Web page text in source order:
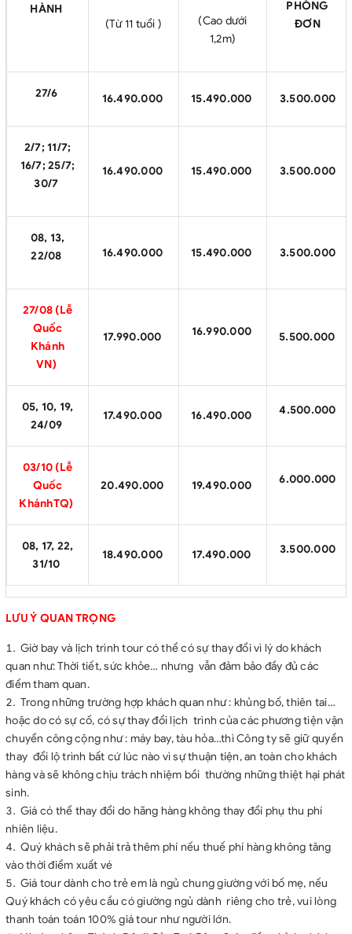
HÀNH
(Từ 11 tuổi )
(Cao dưới
1,2m)
PHÒNG
ĐƠN
27/6 16.490.000 15.490.000 3.500.000
2/7; 11/7;
16/7; 25/7;
30/7
16.490.000 15.490.000 3.500.000
08, 13,
22/08
16.490.000 15.490.000 3.500.000
27/08 (Lễ
Quốc
Khánh
VN)
17.990.000 16.990.000 5.500.000
05, 10, 19,
24/09
17.490.000 16.490.000 4.500.000
03/10 (Lễ
Quốc
KhánhTQ)
20.490.000 19.490.000 6.000.000
08, 17, 22,
31/10
18.490.000 17.490.000 3.500.000
LƯU Ý QUAN TRỌNG
Giờ bay và lịch trình tour có thể có sự thay đổi vì lý do khách
quan như: Thời tiết, sức khỏe… nhưng vẫn đảm bảo đầy đủ các
điểm tham quan.
Trong những trường hợp khách quan như : khủng bố, thiên tai…
hoặc do có sự cố, có sự thay đổi lịch trình của các phương tiện vận
chuyển công cộng như : máy bay, tàu hỏa…thì Công ty sẽ giữ quyền
thay đổi lộ trình bất cứ lúc nào vì sự thuận tiện, an toàn cho khách
hàng và sẽ không chịu trách nhiệm bồi thường những thiệt hại phát
sinh.
Giá có thể thay đổi do hãng hàng không thay đổi phụ thu phí
nhiên liệu.
Quý khách sẽ phải trả thêm phí nếu thuế phí hàng không tăng
vào thời điểm xuất vé
Giá tour dành cho trẻ em là ngủ chung giường với bố mẹ, nếu
Quý khách có yêu cầu có giường ngủ dành riêng cho trẻ, vui lòng
thanh toán toán 100% giá tour như người lớn.